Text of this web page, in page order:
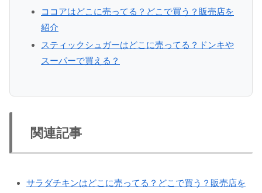
ココアはどこに売ってる？どこで買う？販売店を
紹介
スティックシュガーはどこに売ってる？ドンキや
スーパーで買える？
関連記事
サラダチキンはどこに売ってる？どこで買う？販売店を